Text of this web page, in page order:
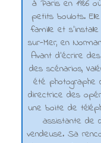
à Paris en 1986
petits boulots.
famille et
sur-Mer, en
Avant d’écrire
des scénarios,
été photographe
directrice des
une boite de
assistante de
vendeuse. Sa